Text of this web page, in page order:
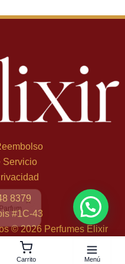
Servicio
8379
#1C-43
© 2026 Perfumes Elixir
Carrito Menú
×